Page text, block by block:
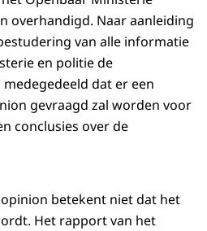
overhandigd. Naar aanleiding
van alle informatie
en politie de
dat er een
gevraagd zal worden voor
conclusies over de
betekent niet dat het
Het rapport van het